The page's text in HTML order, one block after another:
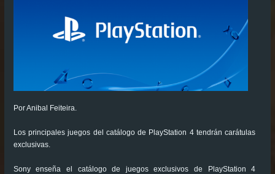
Por Anibal Feiteira.
Los principales juegos del catálogo de PlayStation 4 tendrán carátulas
exclusivas.
Sony enseña el catálogo de juegos exclusivos de PlayStation 4